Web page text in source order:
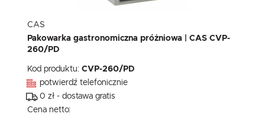
CAS
Pakowarka gastronomiczna próżniowa | CAS CVP-
260/PD
Kod produktu: CVP-260/PD
potwierdź telefonicznie
0 zł - dostawa gratis
Cena netto: